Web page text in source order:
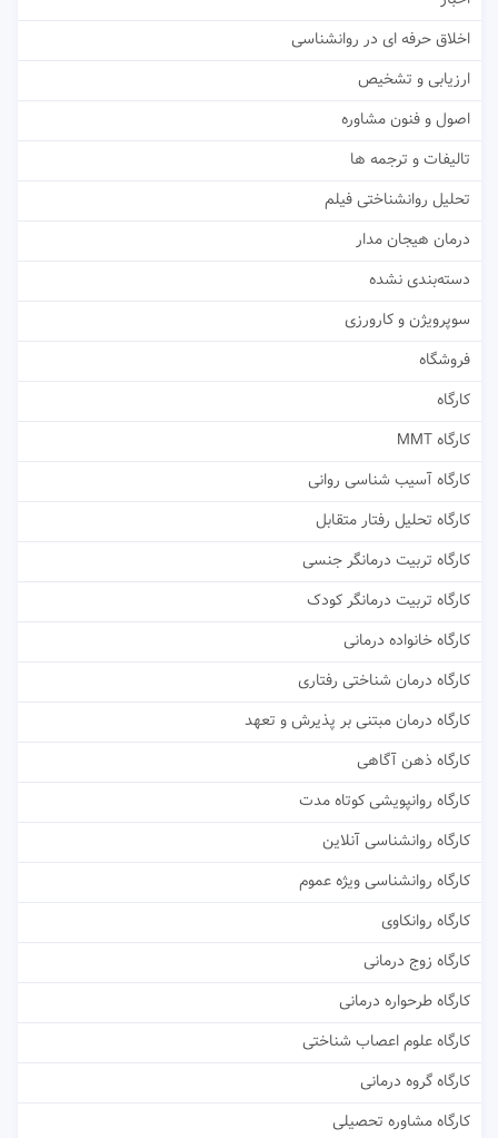
اخلاق حرفه ای در روانشناسی
ارزیابی و تشخیص
اصول و فنون مشاوره
تالیفات و ترجمه ها
تحلیل روانشناختی فیلم
درمان هیجان مدار
دسته‌بندی نشده
سوپرویژن و کارورزی
فروشگاه
کارگاه
کارگاه MMT
کارگاه آسیب شناسی روانی
کارگاه تحلیل رفتار متقابل
کارگاه تربیت درمانگر جنسی
کارگاه تربیت درمانگر کودک
کارگاه خانواده درمانی
کارگاه درمان شناختی رفتاری
کارگاه درمان مبتنی بر پذیرش و تعهد
کارگاه ذهن آگاهی
کارگاه روانپویشی کوتاه مدت
کارگاه روانشناسی آنلاین
کارگاه روانشناسی ویژه عموم
کارگاه روانکاوی
کارگاه زوج درمانی
کارگاه طرحواره درمانی
کارگاه علوم اعصاب شناختی
کارگاه گروه درمانی
کارگاه مشاوره تحصیلی